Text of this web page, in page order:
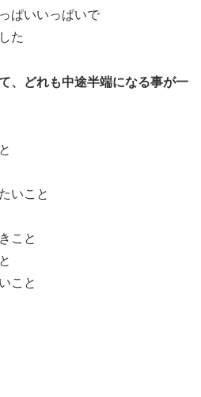
ぱいいっぱいで
た
、どれも中途半端になる事が一
いこと
こと
こと